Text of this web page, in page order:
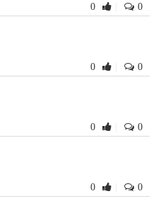
0 0
0 0
0 0
0 0